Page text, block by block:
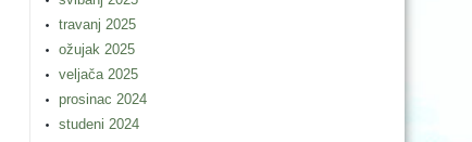
travanj 2025
ožujak 2025
veljača 2025
prosinac 2024
studeni 2024